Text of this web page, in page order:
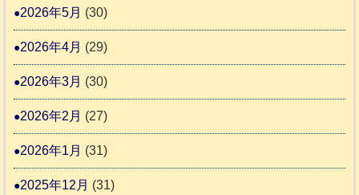
議
援
報
2026年5月 (30)
2026年4月 (29)
2026年3月 (30)
2026年2月 (27)
2026年1月 (31)
2025年12月 (31)